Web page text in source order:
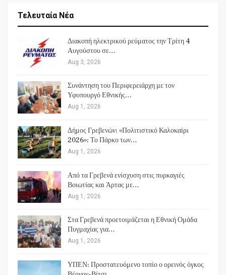
Τελευταία Νέα
Διακοπή ηλεκτρικού ρεύματος την Τρίτη 4
Αυγούστου σε…
Aug 3, 2026
Συνάντηση του Περιφερειάρχη με τον
Υφυπουργό Εθνικής…
Aug 1, 2026
Δήμος Γρεβενών: «Πολιτιστικό Καλοκαίρι
2026»: Το Πάρκο των…
Aug 1, 2026
Από τα Γρεβενά ενίσχυση στις πυρκαγιές
Βοιωτίας και Άρτας με…
Aug 1, 2026
Στα Γρεβενά προετοιμάζεται η Εθνική Ομάδα
Πυγμαχίας για…
Aug 1, 2026
ΥΠΕΝ: Προστατευόμενο τοπίο ο ορεινός όγκος